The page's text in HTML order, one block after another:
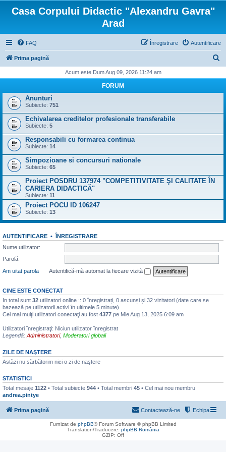
Casa Corpului Didactic "Alexandru Gavra"
Arad
FAQ Autentificare
Înregistrare
Prima pagină
t
Acum este Dum Aug 09, 2026 11:24 am
FORUM
Anunturi
Subiecte: 751
Echivalarea creditelor profesionale transferabile
Subiecte: 5
Responsabili cu formarea continua
Subiecte: 14
Simpozioane si concursuri nationale
Subiecte: 65
Proiect POSDRU 137974 "COMPETITIVITATE ŞI CALITATE ÎN
CARIERA DIDACTICĂ"
Subiecte: 11
Proiect POCU ID 106247
Subiecte: 13
AUTENTIFICARE • ÎNREGISTRARE
Nume utilizator:
Parolă:
Am uitat parola
Autentifică-mă automat la fiecare vizită
CINE ESTE CONECTAT
In total sunt 32 utilizatori online :: 0 înregistrați, 0 ascunși și 32 vizitatori (date care se
bazează pe utilizatorii activi în ultimele 5 minute)
Cei mai mulţi utilizatori conectaţi au fost 4377 pe Mie Aug 13, 2025 6:09 am
Utilizatori înregistraţi: Niciun utilizator înregistrat
Legendă: Administratori, Moderatori globali
ZILE DE NAŞTERE
Astăzi nu sărbătorim nici o zi de naştere
STATISTICI
Total mesaje 1122 • Total subiecte 944 • Total membri 45 • Cel mai nou membru
andrea.pintye
Prima pagină Echipa
Contactează-ne
Furnizat de phpBB® Forum Software © phpBB Limited
Translation/Traducere: phpBB România
GZIP: Off